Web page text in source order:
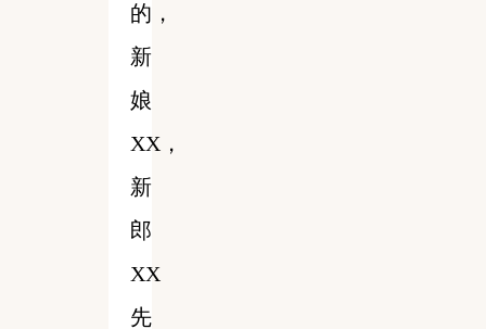
的，
新
娘
XX，
新
郎
XX
先